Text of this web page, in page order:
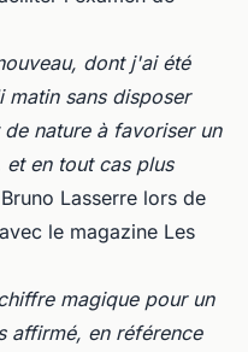
dont j'ai été
matin sans disposer
nature à favoriser un
en tout cas plus
Lasserre lors de
le magazine Les
magique pour un
affirmé, en référence